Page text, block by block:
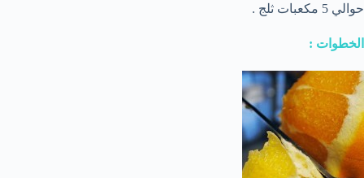
حوالي 5 مكعبات ثلج .
الخطوات :